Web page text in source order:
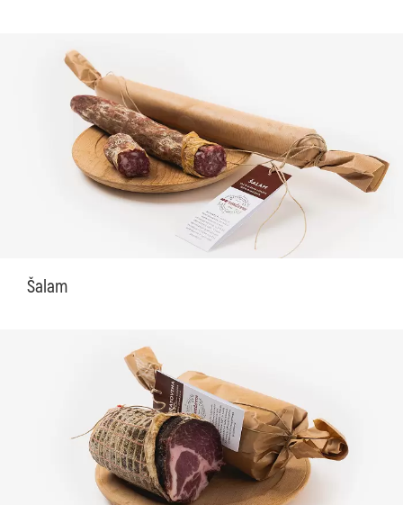
Šalam